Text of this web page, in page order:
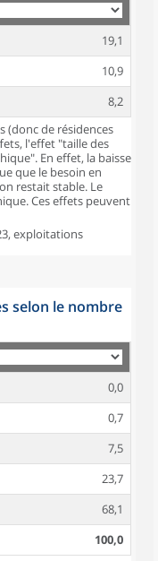
19,1
10,9
8,2
(donc de résidences
l'effet "taille des
En effet, la baisse
que le besoin en
restait stable. Le
Ces effets peuvent
exploitations
selon le nombre
0,0
0,7
7,5
23,7
68,1
100,0